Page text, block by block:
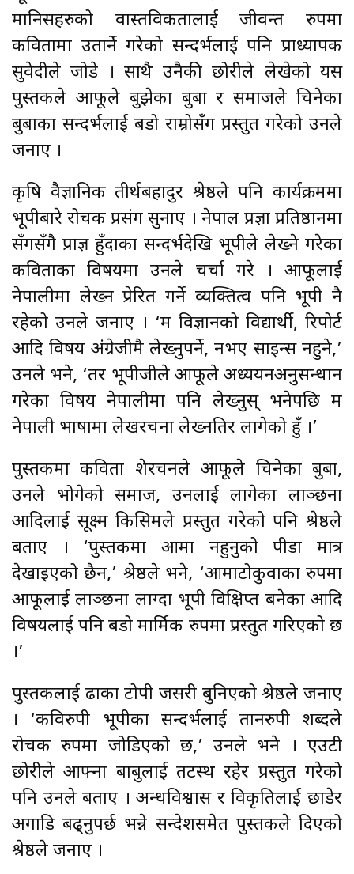
मानिसहरुको वास्तविकतालाई जीवन्त रुपमा
कवितामा उतार्ने गरेको सन्दर्भलाई पनि प्राध्यापक
सुवेदीले जोडे । साथै उनैकी छोरीले लेखेको यस
पुस्तकले आफूले बुझेका बुबा र समाजले चिनेका
बुबाका सन्दर्भलाई बडो राम्रोसँग प्रस्तुत गरेको उनले
जनाए ।
कृषि वैज्ञानिक तीर्थबहादुर श्रेष्ठले पनि कार्यक्रममा
भूपीबारे रोचक प्रसंग सुनाए । नेपाल प्रज्ञा प्रतिष्ठानमा
सँगसँगै प्राज्ञ हुँदाका सन्दर्भदेखि भूपीले लेख्ने गरेका
कविताका विषयमा उनले चर्चा गरे । आफूलाई
नेपालीमा लेख्न प्रेरित गर्ने व्यक्तित्व पनि भूपी नै
रहेको उनले जनाए । ‘म विज्ञानको विद्यार्थी, रिपोर्ट
आदि विषय अंग्रेजीमै लेख्नुपर्ने, नभए साइन्स नहुने,’
उनले भने, ‘तर भूपीजीले आफूले अध्ययनअनुसन्धान
गरेका विषय नेपालीमा पनि लेख्नुस् भनेपछि म
नेपाली भाषामा लेखरचना लेख्नतिर लागेको हुँ ।’
पुस्तकमा कविता शेरचनले आफूले चिनेका बुबा,
उनले भोगेको समाज, उनलाई लागेका लाञ्छना
आदिलाई सूक्ष्म किसिमले प्रस्तुत गरेको पनि श्रेष्ठले
बताए । ‘पुस्तकमा आमा नहुनुको पीडा मात्र
देखाइएको छैन,’ श्रेष्ठले भने, ‘आमाटोकुवाका रुपमा
आफूलाई लाञ्छना लाग्दा भूपी विक्षिप्त बनेका आदि
विषयलाई पनि बडो मार्मिक रुपमा प्रस्तुत गरिएको छ
।’
पुस्तकलाई ढाका टोपी जसरी बुनिएको श्रेष्ठले जनाए
। ‘कविरुपी भूपीका सन्दर्भलाई तानरुपी शब्दले
रोचक रुपमा जोडिएको छ,’ उनले भने । एउटी
छोरीले आफ्ना बाबुलाई तटस्थ रहेर प्रस्तुत गरेको
पनि उनले बताए । अन्धविश्वास र विकृतिलाई छाडेर
अगाडि बढ्नुपर्छ भन्ने सन्देशसमेत पुस्तकले दिएको
श्रेष्ठले जनाए ।